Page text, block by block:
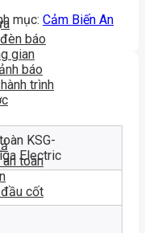
báo
gian
báo
trình
toàn
cốt
mục: Cảm Biến An
KSG-
Electric